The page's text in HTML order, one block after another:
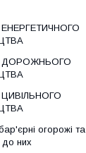
ДОРОЖНЬОГО
огорожі та
до них